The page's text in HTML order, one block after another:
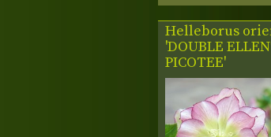
Helleborus
'DOUBLE
PICOTEE'